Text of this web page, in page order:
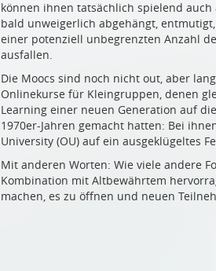
können ihnen tatsächlich spielend
bald unweigerlich abgehängt,
einer potenziell unbegrenzten Anzahl
ausfallen.
Die Moocs sind noch nicht out, aber
Onlinekurse für Kleingruppen, denen
Learning einer neuen Generation auf
1970er-Jahren gemacht hatten: Bei
University (OU) auf ein ausgeklügeltes
Mit anderen Worten: Wie viele andere
Kombination mit Altbewährtem
machen, es zu öffnen und neuen